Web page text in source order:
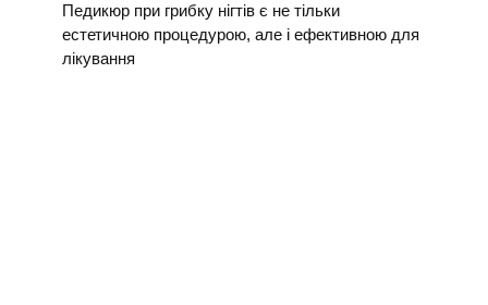
Педикюр при грибку нігтів є не тільки
естетичною процедурою, але і ефективною для
лікування